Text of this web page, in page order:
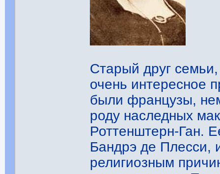
Старый друг
очень интересное
были французы,
роду наследных
Роттенштерн-Ган.
Бандрэ де Плесси,
религиозным